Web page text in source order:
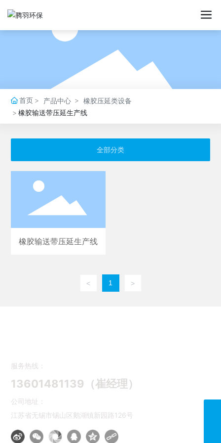
首页 产品中心
橡胶压延类设备
橡胶输送带压延生产线
全部分类
橡胶输送带压延生产线
< 1 >
服务热线：
13601481139（崔经理）
公司地址：
江苏省无锡市锡山区鹅湖镇新园路126号13601481139
13601481139@163.com